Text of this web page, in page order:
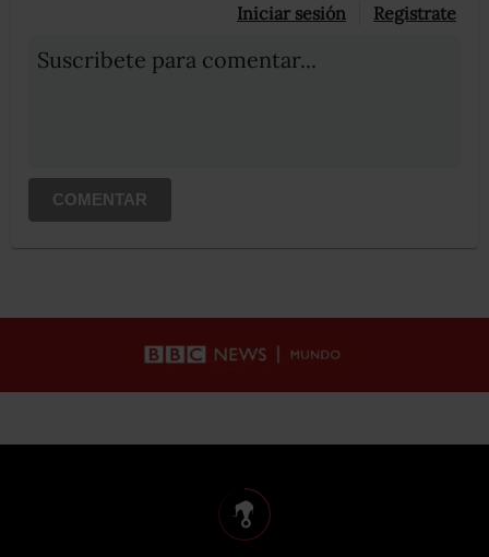
Iniciar sesión Registrate
Suscribete para comentar...
COMENTAR